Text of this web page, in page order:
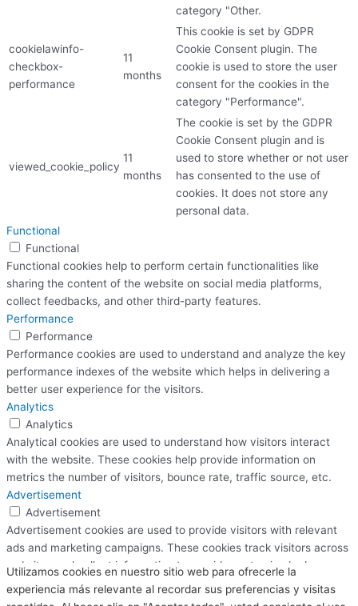
Utilizamos cookies en nuestro sitio web para ofrecerle la
experiencia más relevante al recordar sus preferencias y visitas
category "Other.
cookielawinfo-
checkbox-
performance
11
months
This cookie is set by GDPR
Cookie Consent plugin. The
cookie is used to store the user
consent for the cookies in the
category "Performance".
viewed_cookie_policy
11
months
The cookie is set by the GDPR
Cookie Consent plugin and is
used to store whether or not user
has consented to the use of
cookies. It does not store any
personal data.
Functional
Functional
Functional cookies help to perform certain functionalities like
sharing the content of the website on social media platforms,
collect feedbacks, and other third-party features.
Performance
Performance
Performance cookies are used to understand and analyze the key
performance indexes of the website which helps in delivering a
better user experience for the visitors.
Analytics
Analytics
Analytical cookies are used to understand how visitors interact
with the website. These cookies help provide information on
metrics the number of visitors, bounce rate, traffic source, etc.
Advertisement
Advertisement
Advertisement cookies are used to provide visitors with relevant
ads and marketing campaigns. These cookies track visitors across
websites and collect information to provide customized ads.
Others
Others